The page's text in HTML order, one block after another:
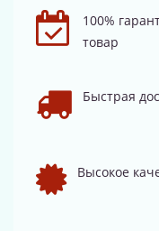
100%
товар
Быстрая
Высокое